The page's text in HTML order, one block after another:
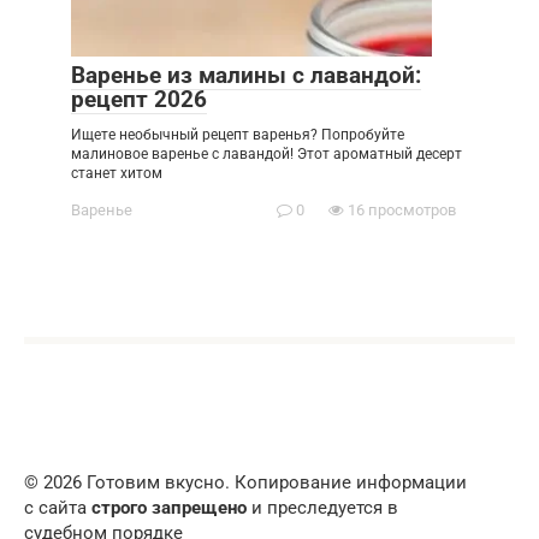
Варенье из малины с лавандой:
рецепт 2026
Ищете необычный рецепт варенья? Попробуйте
малиновое варенье с лавандой! Этот ароматный десерт
станет хитом
Варенье 0 16 просмотров
© 2026 Готовим вкусно. Копирование информации
с сайта строго запрещено и преследуется в
судебном порядке